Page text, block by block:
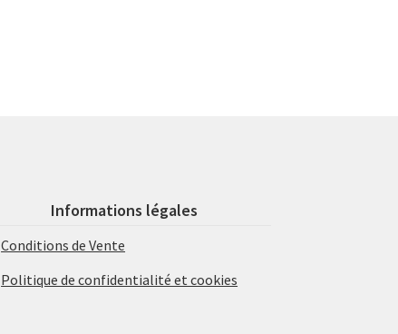
Informations légales
Conditions de Vente
Politique de confidentialité et cookies